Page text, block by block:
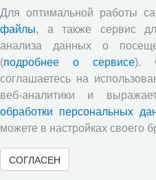
научного семинара (г.
Обзор научных
Е.В. Лукин: обзор
«взлетела» в рейтинге
производства», газета
июля, 2018 г.
Экспертное мнение А.И.
Для оптимальной работы
файлы, а также сервис
анализа данных о
(подробнее о сервисе).
соглашаетесь на
веб-аналитики и
обработки персональных
можете в настройках своего
СОГЛАСЕН